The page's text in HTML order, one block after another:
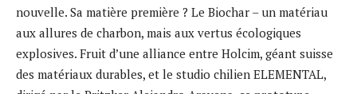
nouvelle. Sa matière première ? Le Biochar – un matériau
aux allures de charbon, mais aux vertus écologiques
explosives. Fruit d’une alliance entre Holcim, géant suisse
des matériaux durables, et le studio chilien ELEMENTAL,